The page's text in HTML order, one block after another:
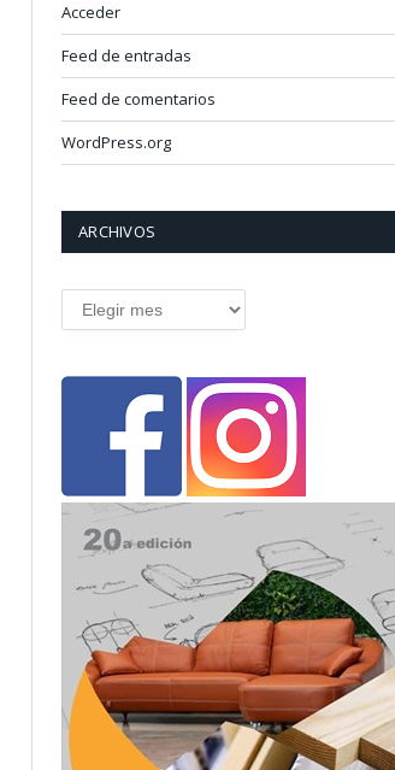
Acceder
Feed de entradas
Feed de comentarios
WordPress.org
ARCHIVOS
Archivos